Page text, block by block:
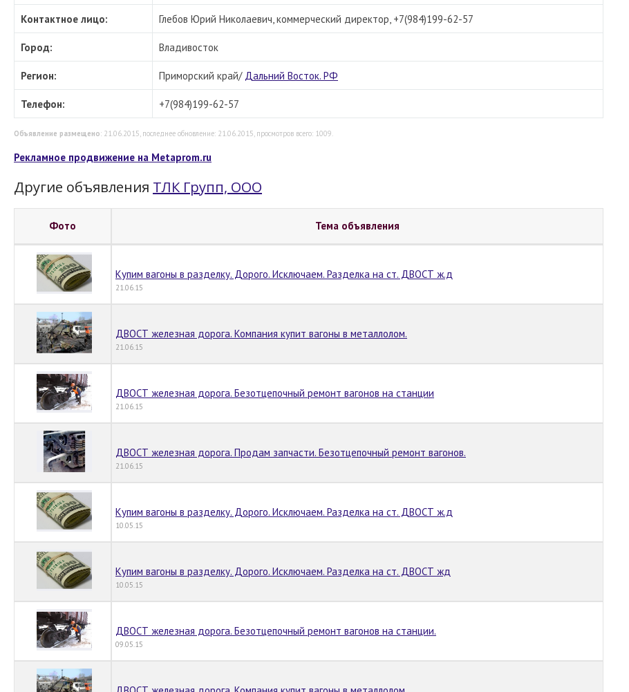
Контактное лицо: Глебов Юрий Николаевич, коммерческий директор, +7(984)199-62-57
Город: Владивосток
Регион: Приморский край/ Дальний Восток. РФ
Телефон: +7(984)199-62-57
Объявление размещено: 21.06.2015, последнее обновление: 21.06.2015, просмотров всего: 1009.
Рекламное продвижение на Metaprom.ru
Другие объявления ТЛК Групп, ООО
Фото Тема объявления
Купим вагоны в разделку. Дорого. Исключаем. Разделка на ст. ДВОСТ ж.д
21.06.15
ДВОСТ железная дорога. Компания купит вагоны в металлолом.
21.06.15
ДВОСТ железная дорога. Безотцепочный ремонт вагонов на станции
21.06.15
ДВОСТ железная дорога. Продам запчасти. Безотцепочный ремонт вагонов.
21.06.15
Купим вагоны в разделку. Дорого. Исключаем. Разделка на ст. ДВОСТ ж.д
10.05.15
Купим вагоны в разделку. Дорого. Исключаем. Разделка на ст. ДВОСТ жд
10.05.15
ДВОСТ железная дорога. Безотцепочный ремонт вагонов на станции.
09.05.15